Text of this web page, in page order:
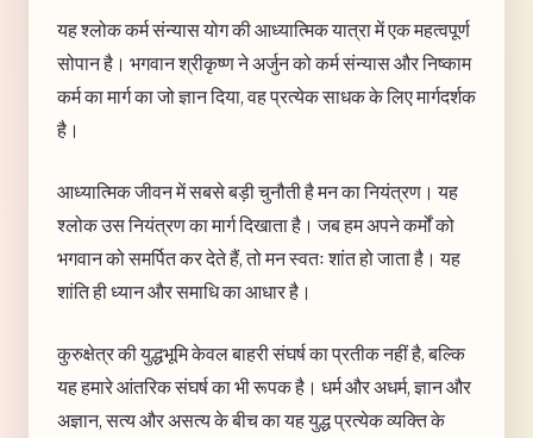
यह श्लोक कर्म संन्यास योग की आध्यात्मिक यात्रा में एक महत्वपूर्ण
सोपान है। भगवान श्रीकृष्ण ने अर्जुन को कर्म संन्यास और निष्काम
कर्म का मार्ग का जो ज्ञान दिया, वह प्रत्येक साधक के लिए मार्गदर्शक
है।
आध्यात्मिक जीवन में सबसे बड़ी चुनौती है मन का नियंत्रण। यह
श्लोक उस नियंत्रण का मार्ग दिखाता है। जब हम अपने कर्मों को
भगवान को समर्पित कर देते हैं, तो मन स्वतः शांत हो जाता है। यह
शांति ही ध्यान और समाधि का आधार है।
कुरुक्षेत्र की युद्धभूमि केवल बाहरी संघर्ष का प्रतीक नहीं है, बल्कि
यह हमारे आंतरिक संघर्ष का भी रूपक है। धर्म और अधर्म, ज्ञान और
अज्ञान, सत्य और असत्य के बीच का यह युद्ध प्रत्येक व्यक्ति के